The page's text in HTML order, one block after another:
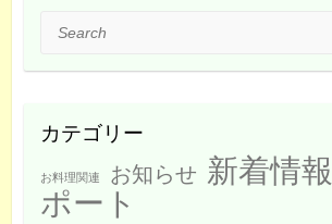
は
ち
ら
Search
カテゴリー
お料理関連 お知らせ 新着情報
ポート